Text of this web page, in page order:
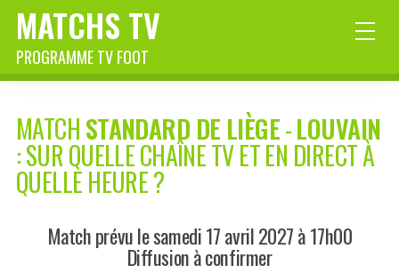
MATCHS TV
PROGRAMME TV FOOT
MATCHSTANDARD DE LIÈGE-LOUVAIN
: SUR QUELLE CHAÎNE TV ET EN DIRECT À
QUELLE HEURE ?
Match prévu le samedi 17 avril 2027 à 17h00
Diffusion à confirmer